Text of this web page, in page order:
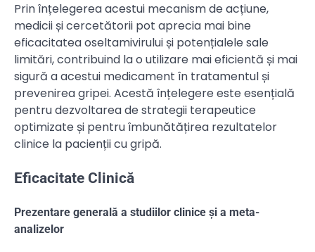
Prin înțelegerea acestui mecanism de acțiune,
medicii și cercetătorii pot aprecia mai bine
eficacitatea oseltamivirului și potențialele sale
limitări, contribuind la o utilizare mai eficientă și mai
sigură a acestui medicament în tratamentul și
prevenirea gripei. Acestă înțelegere este esențială
pentru dezvoltarea de strategii terapeutice
optimizate și pentru îmbunătățirea rezultatelor
clinice la pacienții cu gripă.
Eficacitate Clinică
Prezentare generală a studiilor clinice și a meta-
analizelor